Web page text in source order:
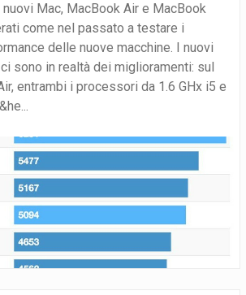
Mac, MacBook Air e MacBook
come nel passato a testare i
delle nuove macchine. I nuovi
sono in realtà dei miglioramenti: sul
entrambi i processori da 1.6 GHx i5 e